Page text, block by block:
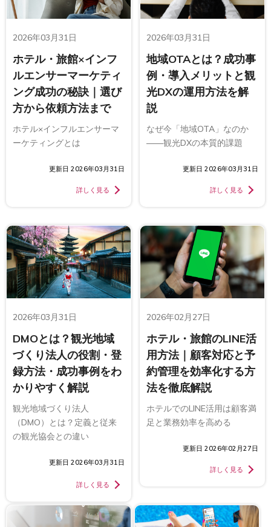
2026年03月31日
ホテル・旅館×インフ
ルエンサーマーケティ
ング成功の秘訣｜選び
方から依頼方法まで
ホテル×インフルエンサーマ
ーケティングとは
更新日 2026年03月31日
詳しく見る
2026年03月31日
地域OTAとは？成功事
例・導入メリットと観
光DXの運用方法を解
説
なぜ今「地域OTA」なのか
——観光DXの本質的課題
更新日 2026年03月31日
詳しく見る
2026年03月31日
DMOとは？観光地域
づくり法人の役割・登
録方法・成功事例をわ
かりやすく解説
観光地域づくり法人
（DMO）とは？定義と従来
の観光協会との違い
更新日 2026年03月31日
詳しく見る
2026年02月27日
ホテル・旅館のLINE活
用方法｜顧客対応と予
約管理を効率化する方
法を徹底解説
ホテルでのLINE活用は顧客満
足と業務効率を高める
更新日 2026年02月27日
詳しく見る